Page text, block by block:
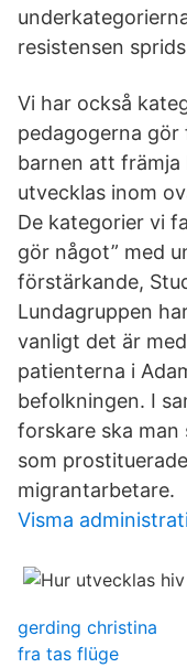
resistensen
Vi har också
pedagogerna
barnen att
utvecklas inom
De kategorier vi
gör något” med
förstärkande,
Lundagruppen
vanligt det är
patienterna i
befolkningen. I
forskare ska man
som
migrantarbetare.
Visma
gerding christina
fra tas flüge